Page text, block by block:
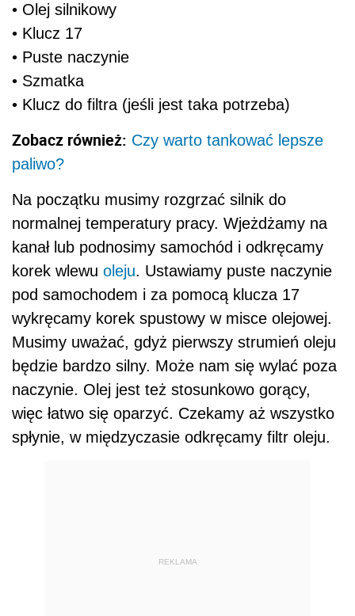
• Olej silnikowy
• Klucz 17
• Puste naczynie
• Szmatka
• Klucz do filtra (jeśli jest taka potrzeba)
Zobacz również: Czy warto tankować lepsze
paliwo?
Na początku musimy rozgrzać silnik do
normalnej temperatury pracy. Wjeżdżamy na
kanał lub podnosimy samochód i odkręcamy
korek wlewu oleju. Ustawiamy puste naczynie
pod samochodem i za pomocą klucza 17
wykręcamy korek spustowy w misce olejowej.
Musimy uważać, gdyż pierwszy strumień oleju
będzie bardzo silny. Może nam się wylać poza
naczynie. Olej jest też stosunkowo gorący,
więc łatwo się oparzyć. Czekamy aż wszystko
spłynie, w międzyczasie odkręcamy filtr oleju.
REKLAMA